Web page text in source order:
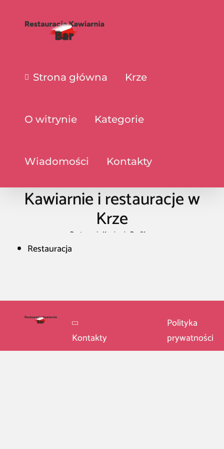
Strona główna Krze
O witrynie Kategorie
Wiadomości Kontakty
Kawiarnie i restauracje w
Krze
Restauracja Kawiarnia Bar /Krze
Restauracja
Kontakty
Polityka
prywatności